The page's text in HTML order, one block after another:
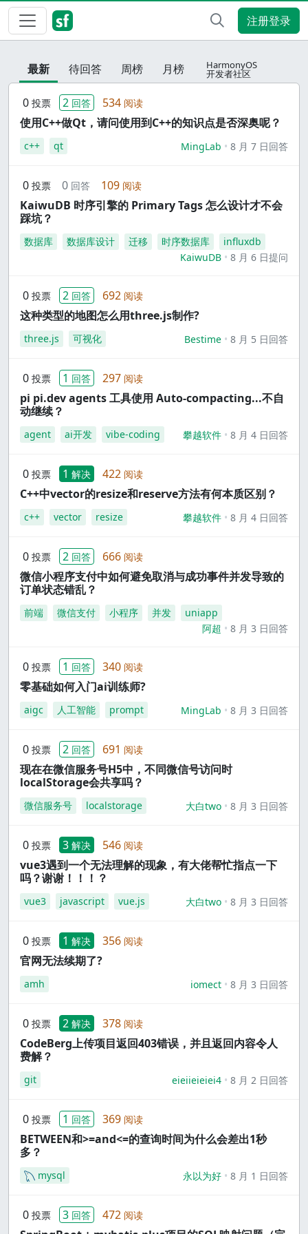
注册登录
最新 待回答 周榜 月榜 HarmonyOS
开发者社区
0 投票 2 回答 534 阅读
使用C++做Qt，请问使用到C++的知识点是否深奥呢？
c++ qt MingLab 8 月 7 日回答
0 投票 0 回答 109 阅读
KaiwuDB 时序引擎的 Primary Tags 怎么设计才不会
踩坑？
数据库 数据库设计 迁移 时序数据库
influxdb
KaiwuDB
8 月 6 日提问
0 投票 2 回答 692 阅读
这种类型的地图怎么用three.js制作?
three.js 可视化 Bestime 8 月 5 日回答
0 投票 1 回答 297 阅读
pi pi.dev agents 工具使用 Auto-compacting...不自
动继续？
agent ai开发 vibe-coding 攀越软件 8 月 4 日回答
0 投票 1 解决 422 阅读
C++中vector的resize和reserve方法有何本质区别？
c++ vector resize 攀越软件 8 月 4 日回答
0 投票 2 回答 666 阅读
微信小程序支付中如何避免取消与成功事件并发导致的
订单状态错乱？
前端 微信支付 小程序 并发
uniapp
阿超
8 月 3 日回答
0 投票 1 回答 340 阅读
零基础如何入门ai训练师?
aigc 人工智能 prompt MingLab 8 月 3 日回答
0 投票 2 回答 691 阅读
现在在微信服务号H5中，不同微信号访问时
localStorage会共享吗？
微信服务号 localstorage 大白two 8 月 3 日回答
0 投票 3 解决 546 阅读
vue3遇到一个无法理解的现象，有大佬帮忙指点一下
吗？谢谢！！！？
vue3 javascript vue.js 大白two 8 月 3 日回答
0 投票 1 解决 356 阅读
官网无法续期了?
amh iomect 8 月 3 日回答
0 投票 2 解决 378 阅读
CodeBerg上传项目返回403错误，并且返回内容令人
费解？
git eieiieieiei4 8 月 2 日回答
0 投票 1 回答 369 阅读
BETWEEN和>=and<=的查询时间为什么会差出1秒
多？
mysql 永以为好 8 月 1 日回答
0 投票 3 回答 472 阅读